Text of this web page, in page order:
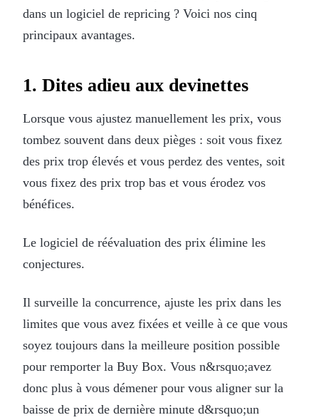
dans un logiciel de repricing ? Voici nos cinq
principaux avantages.
1. Dites adieu aux devinettes
Lorsque vous ajustez manuellement les prix, vous
tombez souvent dans deux pièges : soit vous fixez
des prix trop élevés et vous perdez des ventes, soit
vous fixez des prix trop bas et vous érodez vos
bénéfices.
Le logiciel de réévaluation des prix élimine les
conjectures.
Il surveille la concurrence, ajuste les prix dans les
limites que vous avez fixées et veille à ce que vous
soyez toujours dans la meilleure position possible
pour remporter la Buy Box. Vous n&rsquo;avez
donc plus à vous démener pour vous aligner sur la
baisse de prix de dernière minute d&rsquo;un